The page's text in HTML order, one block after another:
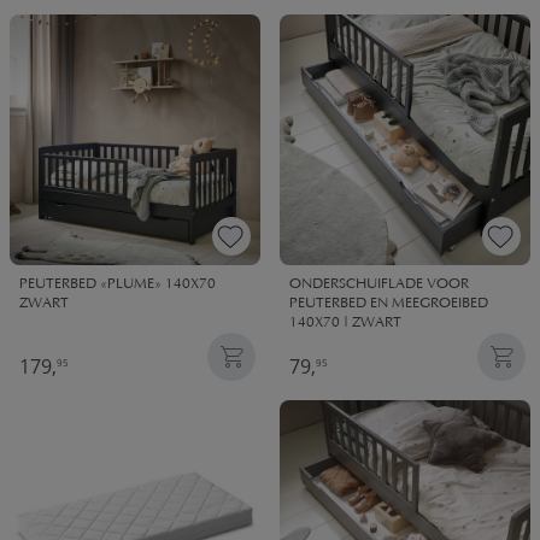
PEUTERBED «PLUME» 140X70
ZWART
179,95
ONDERSCHUIFLADE VOOR
PEUTERBED EN MEEGROEIBED
140X70 | ZWART
79,95